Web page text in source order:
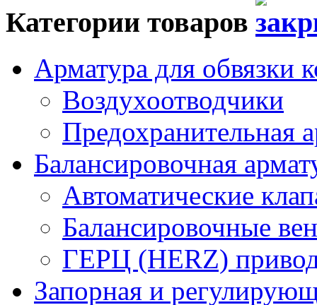
Категории товаров
Арматура для обвязки
Воздухоотводчики
Предохранительная
Балансировочная
Автоматические
Балансировочные
ГЕРЦ (HERZ)
Запорная и